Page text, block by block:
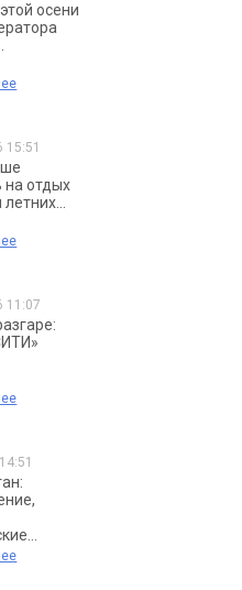
осени
15:51
на отдых
11:07